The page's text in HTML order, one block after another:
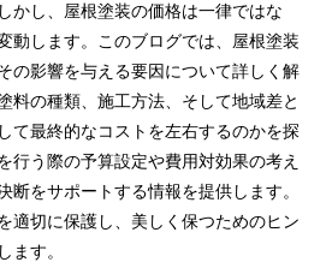
かし、屋根塗装の価格は一律ではな
動します。このブログでは、屋根塗装
の影響を与える要因について詳しく解
料の種類、施工方法、そして地域差と
て最終的なコストを左右するのかを探
行う際の予算設定や費用対効果の考え
断をサポートする情報を提供します。
適切に保護し、美しく保つためのヒン
ます。